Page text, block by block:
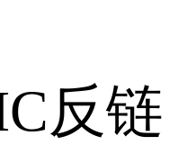
反链